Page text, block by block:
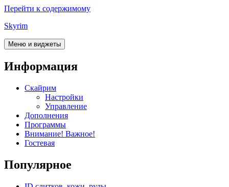
Перейти к содержимому
Skyrim
Меню и виджеты
Информация
Скайрим
Настройки
Управление
Дополнения
Программы
Внимание! Важное!
Гостевая
Популярное